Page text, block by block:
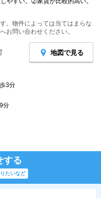
。物件によっては当てはまらな
お問い合わせください。
地図で見る
3分
分
する
たいなど